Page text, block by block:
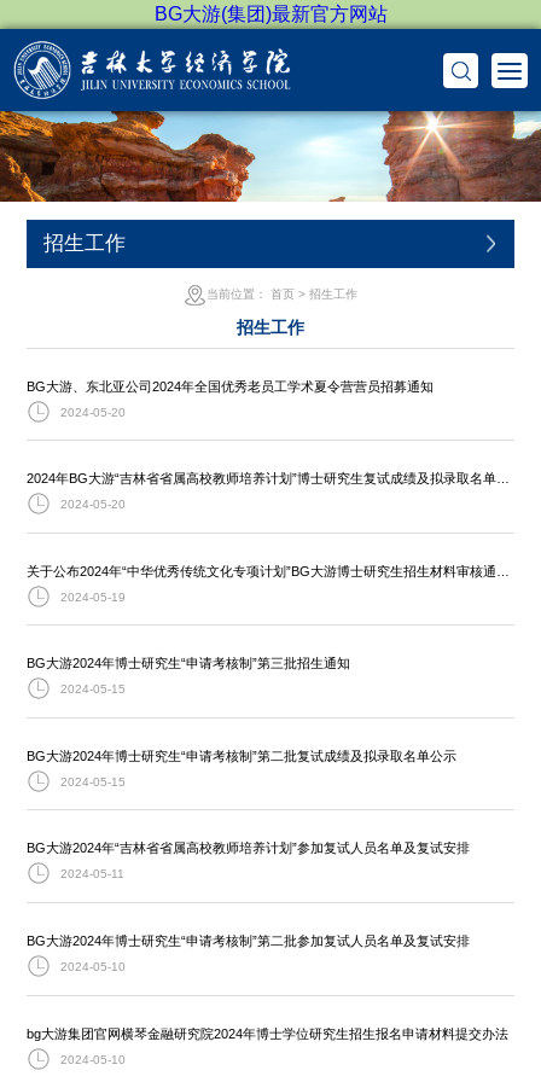
BG大游(集团)最新官方网站
招生工作
当前位置： 首页> 招生工作
招生工作
BG大游、东北亚公司2024年全国优秀老员工学术夏令营营员招募通知
2024-05-20
2024-05-20
2024-05-19
BG大游2024年博士研究生“申请考核制”第三批招生通知
2024-05-15
BG大游2024年博士研究生“申请考核制”第二批复试成绩及拟录取名单公示
2024-05-15
BG大游2024年“吉林省省属高校教师培养计划”参加复试人员名单及复试安排
2024-05-11
BG大游2024年博士研究生“申请考核制”第二批参加复试人员名单及复试安排
2024-05-10
bg大游集团官网横琴金融研究院2024年博士学位研究生招生报名申请材料提交办法
2024-05-10